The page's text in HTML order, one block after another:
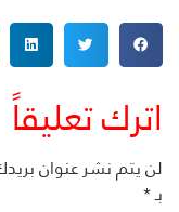
اترك تعليقاً
لن يتم نشر عنوان
بـ*